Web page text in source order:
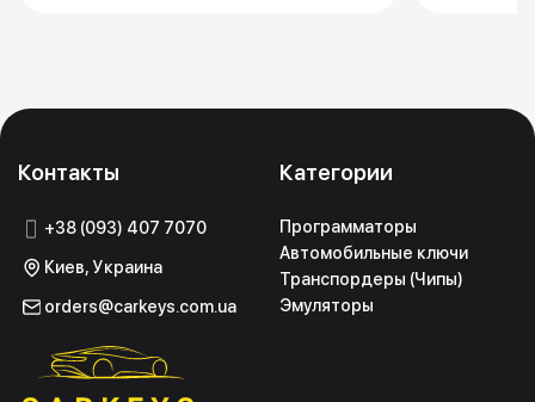
Контакты
+38 (093) 407 7070
Киев, Украина
orders@carkeys.com.ua
Категории
Программаторы
Автомобильные ключи
Транспордеры (Чипы)
Эмуляторы